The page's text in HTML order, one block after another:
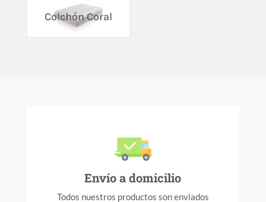
Colchón Coral
Envío a domicilio
Todos nuestros productos son enviados